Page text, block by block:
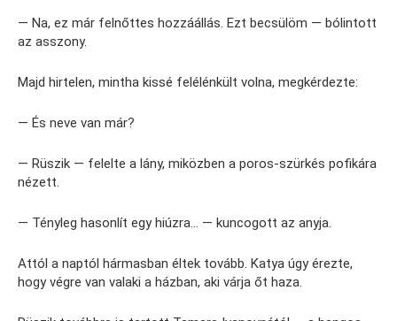
— Na, ez már felnőttes hozzáállás. Ezt becsülöm — bólintott
az asszony.
Majd hirtelen, mintha kissé felélénkült volna, megkérdezte:
— És neve van már?
— Rüszik — felelte a lány, miközben a poros-szürkés pofikára
nézett.
— Tényleg hasonlít egy hiúzra… — kuncogott az anyja.
Attól a naptól hármasban éltek tovább. Katya úgy érezte,
hogy végre van valaki a házban, aki várja őt haza.